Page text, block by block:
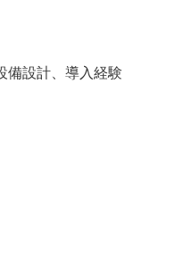
備設計、導入経験